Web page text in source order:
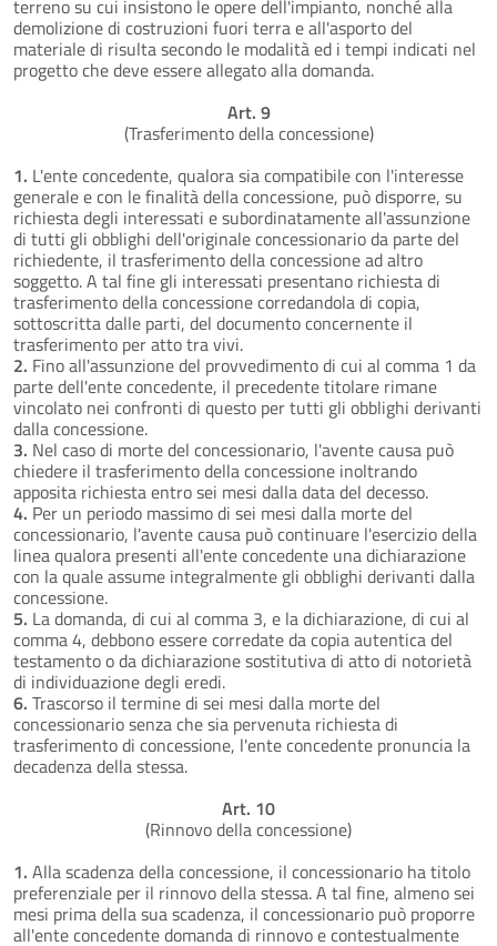
terreno su cui insistono le opere dell'impianto, nonché alla
demolizione di costruzioni fuori terra e all'asporto del
materiale di risulta secondo le modalità ed i tempi indicati nel
progetto che deve essere allegato alla domanda.
Art. 9
(Trasferimento della concessione)
1. L'ente concedente, qualora sia compatibile con l'interesse
generale e con le finalità della concessione, può disporre, su
richiesta degli interessati e subordinatamente all'assunzione
di tutti gli obblighi dell'originale concessionario da parte del
richiedente, il trasferimento della concessione ad altro
soggetto. A tal fine gli interessati presentano richiesta di
trasferimento della concessione corredandola di copia,
sottoscritta dalle parti, del documento concernente il
trasferimento per atto tra vivi.
2. Fino all'assunzione del provvedimento di cui al comma 1 da
parte dell'ente concedente, il precedente titolare rimane
vincolato nei confronti di questo per tutti gli obblighi derivanti
dalla concessione.
3. Nel caso di morte del concessionario, l'avente causa può
chiedere il trasferimento della concessione inoltrando
apposita richiesta entro sei mesi dalla data del decesso.
4. Per un periodo massimo di sei mesi dalla morte del
concessionario, l'avente causa può continuare l'esercizio della
linea qualora presenti all'ente concedente una dichiarazione
con la quale assume integralmente gli obblighi derivanti dalla
concessione.
5. La domanda, di cui al comma 3, e la dichiarazione, di cui al
comma 4, debbono essere corredate da copia autentica del
testamento o da dichiarazione sostitutiva di atto di notorietà
di individuazione degli eredi.
6. Trascorso il termine di sei mesi dalla morte del
concessionario senza che sia pervenuta richiesta di
trasferimento di concessione, l'ente concedente pronuncia la
decadenza della stessa.
Art. 10
(Rinnovo della concessione)
1. Alla scadenza della concessione, il concessionario ha titolo
preferenziale per il rinnovo della stessa. A tal fine, almeno sei
mesi prima della sua scadenza, il concessionario può proporre
all'ente concedente domanda di rinnovo e contestualmente